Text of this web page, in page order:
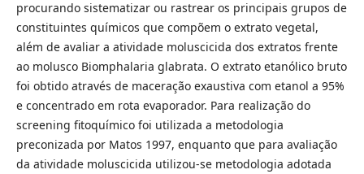
procurando sistematizar ou rastrear os principais grupos de
constituintes químicos que compõem o extrato vegetal,
além de avaliar a atividade moluscicida dos extratos frente
ao molusco Biomphalaria glabrata. O extrato etanólico bruto
foi obtido através de maceração exaustiva com etanol a 95%
e concentrado em rota evaporador. Para realização do
screening fitoquímico foi utilizada a metodologia
preconizada por Matos 1997, enquanto que para avaliação
da atividade moluscicida utilizou-se metodologia adotada